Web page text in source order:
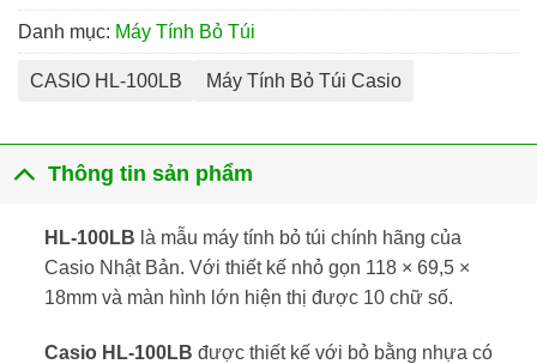
Danh mục: Máy Tính Bỏ Túi
CASIO HL-100LB Máy Tính Bỏ Túi Casio
Thông tin sản phẩm
HL-100LB là mẫu máy tính bỏ túi chính hãng của
Casio Nhật Bản. Với thiết kế nhỏ gọn 118 × 69,5 ×
18mm và màn hình lớn hiện thị được 10 chữ số.
Casio HL-100LB được thiết kế với bỏ bằng nhựa có